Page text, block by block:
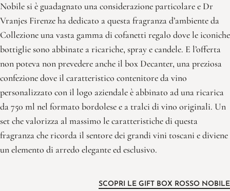
Nobile si è guadagnato una considerazione particolare e Dr
Vranjes Firenze ha dedicato a questa fragranza d’ambiente da
Collezione una vasta gamma di cofanetti regalo dove le iconiche
bottiglie sono abbinate a ricariche, spray e candele. E l’offerta
non poteva non prevedere anche il box Decanter, una preziosa
confezione dove il caratteristico contenitore da vino
personalizzato con il logo aziendale è abbinato ad una ricarica
da 750 ml nel formato bordolese e a tralci di vino originali. Un
set che valorizza al massimo le caratteristiche di questa
fragranza che ricorda il sentore dei grandi vini toscani e diviene
un elemento di arredo elegante ed esclusivo.
SCOPRI LE GIFT BOX ROSSO NOBILE